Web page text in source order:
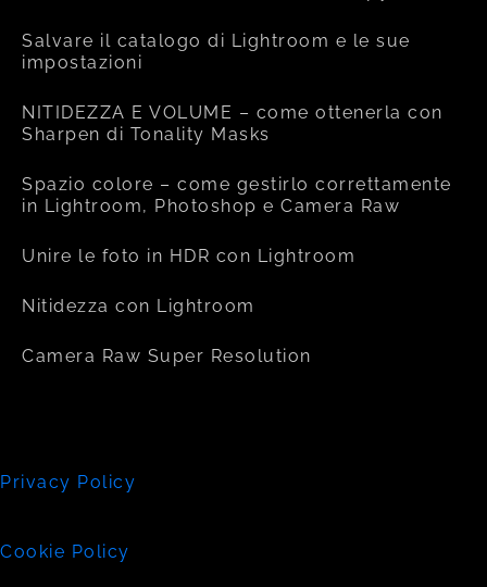
Salvare il catalogo di Lightroom e le sue
impostazioni
NITIDEZZA E VOLUME – come ottenerla con
Sharpen di Tonality Masks
Spazio colore – come gestirlo correttamente
in Lightroom, Photoshop e Camera Raw
Unire le foto in HDR con Lightroom
Nitidezza con Lightroom
Camera Raw Super Resolution
Privacy Policy
Cookie Policy